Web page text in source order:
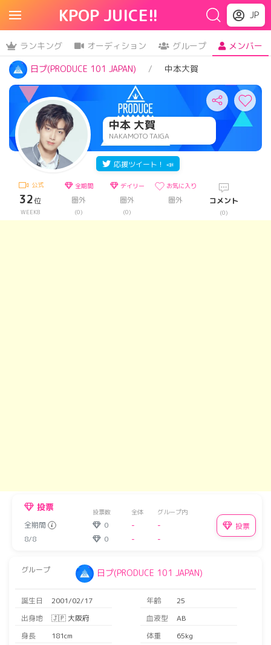
KPOP JUICE!! JP
ランキング オーディション グループ
メンバー
日プ(PRODUCE 101 JAPAN)
中本大賀
中本 大賀
NAKAMOTO TAIGA
応援ツイート！ 📣
公式
32位
WEEK8
全期間
圏外
(0)
デイリー
圏外
(0)
お気に入り
圏外 コメント
(0)
投票 投票数 全体 グループ内
全期間 0 -
-
8/8
0 - -
投票
グループ 日プ(PRODUCE 101 JAPAN)
誕生日 2001/02/17 年齢
25
出身地
🇯🇵 大阪府 血液型
AB
身長
181cm 体重
65kg